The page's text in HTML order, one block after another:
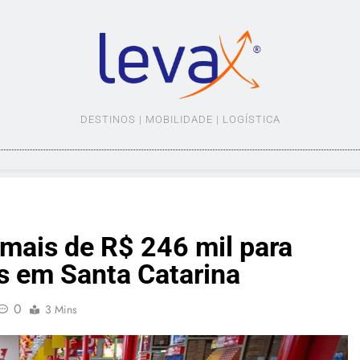
LEVAX.COM.BR
DESTINOS | MOBILIDADE | LOGÍSTICA
de R$ 246 mil para
Santa Catarina
0 3 Mins